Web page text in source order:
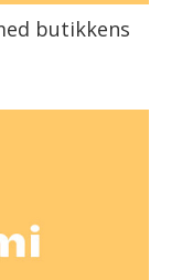
butikkens